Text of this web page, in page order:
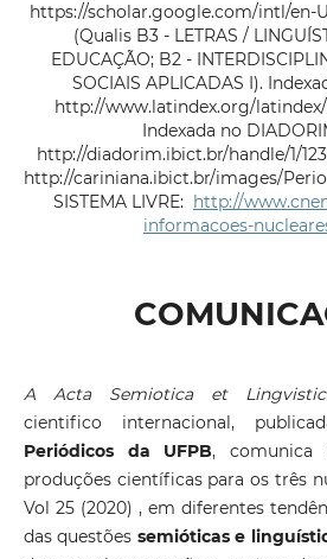
https://scholar.google.com/intl/en-
(Qualis B3 - LETRAS /
EDUCAÇÃO; B2 -
SOCIAIS APLICADAS I).
http://www.latindex.org/
Indexada no
http://diadorim.ibict.br/handle/1/
http://cariniana.ibict.br/images/
SISTEMA LIVRE:
http://
informacoes-
A Acta Semiotica et
cientifico internacional,
Periódicos da UFPB, comunica
produções científicas para os três
Vol 25 (2020) , em diferentes
das questões semióticas e